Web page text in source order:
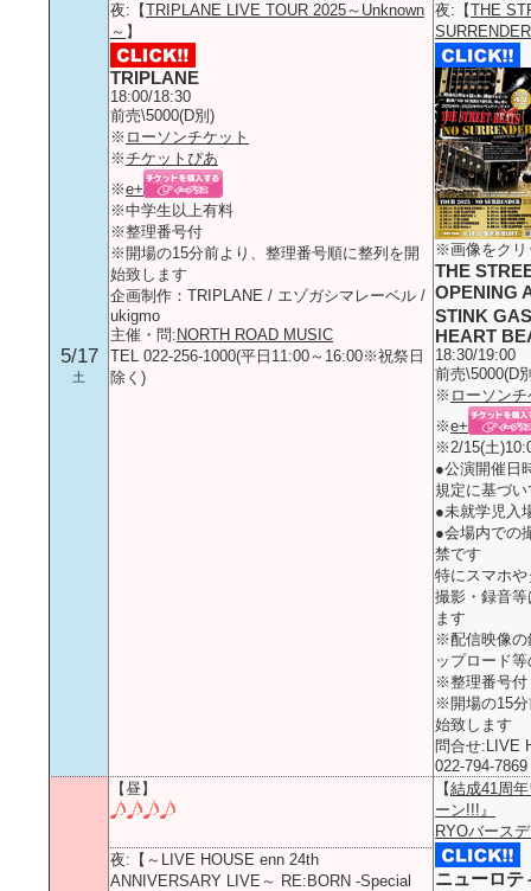
5/17
土
夜:【TRIPLANE LIVE TOUR 2025～Unknown
～ 】
TRIPLANE
18:00/18:30
前売\5000(D別)
※ ローソンチケット
※チケットぴあ
※e+
※中学生以上有料
※整理番号付
※開場の15分前より、整理番号順に整列を開
始致します
企画制作：TRIPLANE / エゾガシマレーベル /
ukigmo
主催・問: NORTH ROAD MUSIC
TEL 022-256-1000(平日11:00～16:00※祝祭日
除く)
夜:【THE
SURRENDER
※画像をクリ
THE
OPENING
STINK
HEART
18:30/19:00
前売\5000(D
※ ローソン
※e+
※2/15(土
●公演開催日
規定に基づ
●未就学児入
●会場内での
禁です
特にスマホ
撮影・録音
ます
※配信映像の
ップロード
※整理番号付
※開場の15分
始致します
問合せ:LIVE
022-794-7869
【昼】 【結成41周
ーン!!!』
RYOバース
ニューロテ
夜: 【～LIVE HOUSE enn 24th
ANNIVERSARY LIVE～ RE:BORN -Special